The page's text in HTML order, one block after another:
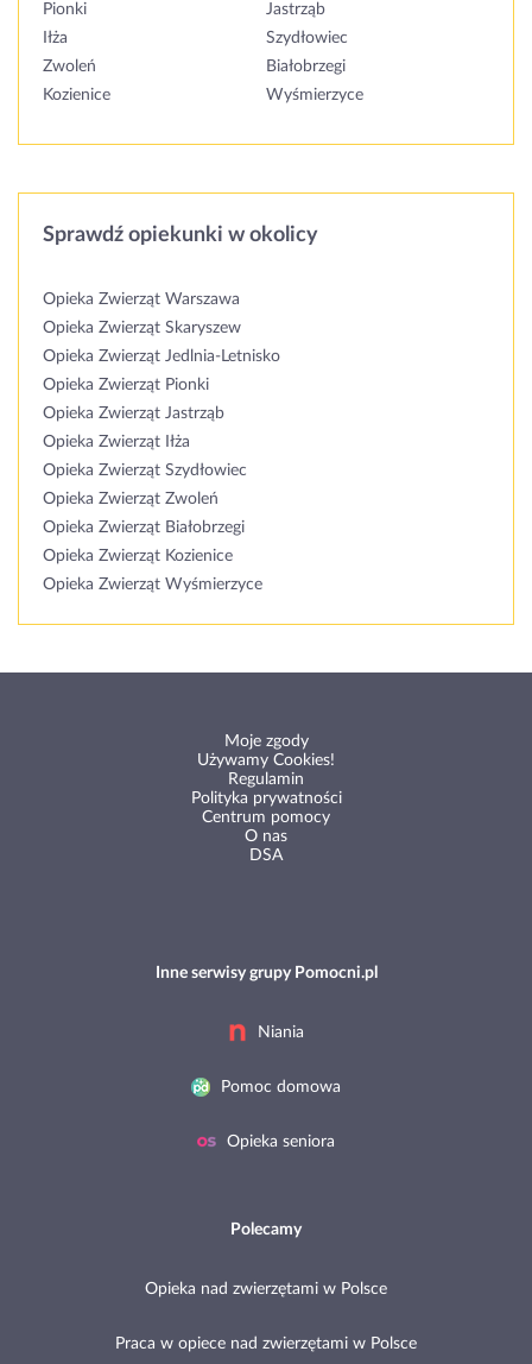
Pionki
Jastrząb
Iłża
Szydłowiec
Zwoleń
Białobrzegi
Kozienice
Wyśmierzyce
Sprawdź opiekunki w okolicy
Opieka Zwierząt Warszawa
Opieka Zwierząt Skaryszew
Opieka Zwierząt Jedlnia-Letnisko
Opieka Zwierząt Pionki
Opieka Zwierząt Jastrząb
Opieka Zwierząt Iłża
Opieka Zwierząt Szydłowiec
Opieka Zwierząt Zwoleń
Opieka Zwierząt Białobrzegi
Opieka Zwierząt Kozienice
Opieka Zwierząt Wyśmierzyce
Moje zgody
Używamy Cookies!
Regulamin
Polityka prywatności
Centrum pomocy
O nas
DSA
Inne serwisy grupy Pomocni.pl
Niania
Pomoc domowa
Opieka seniora
Polecamy
Opieka nad zwierzętami w Polsce
Praca w opiece nad zwierzętami w Polsce